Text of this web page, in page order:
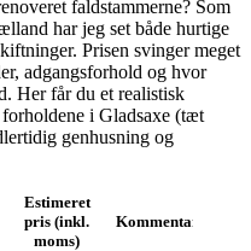
faldstammerne? Som
har jeg set både hurtige
Prisen svinger meget
adgangsforhold og hvor
Her får du et realistisk
i Gladsaxe (tæt
genhusning og
Estimeret
pris (inkl.
moms)
Kommentar —